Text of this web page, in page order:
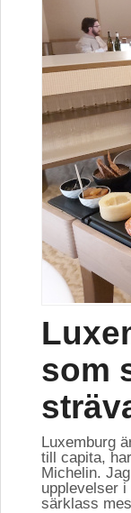
som
Luxemburg
till capita,
Michelin.
upplevelser
särklass